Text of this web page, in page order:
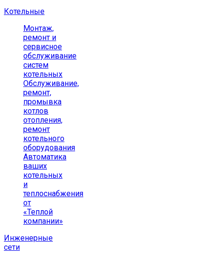
Котельные
Монтаж,
ремонт и
сервисное
обслуживание
систем
котельных
Обслуживание,
ремонт,
промывка
котлов
отопления,
ремонт
котельного
оборудования
Автоматика
ваших
котельных
и
теплоснабжения
от
«Теплой
компании»
Инженерные
сети